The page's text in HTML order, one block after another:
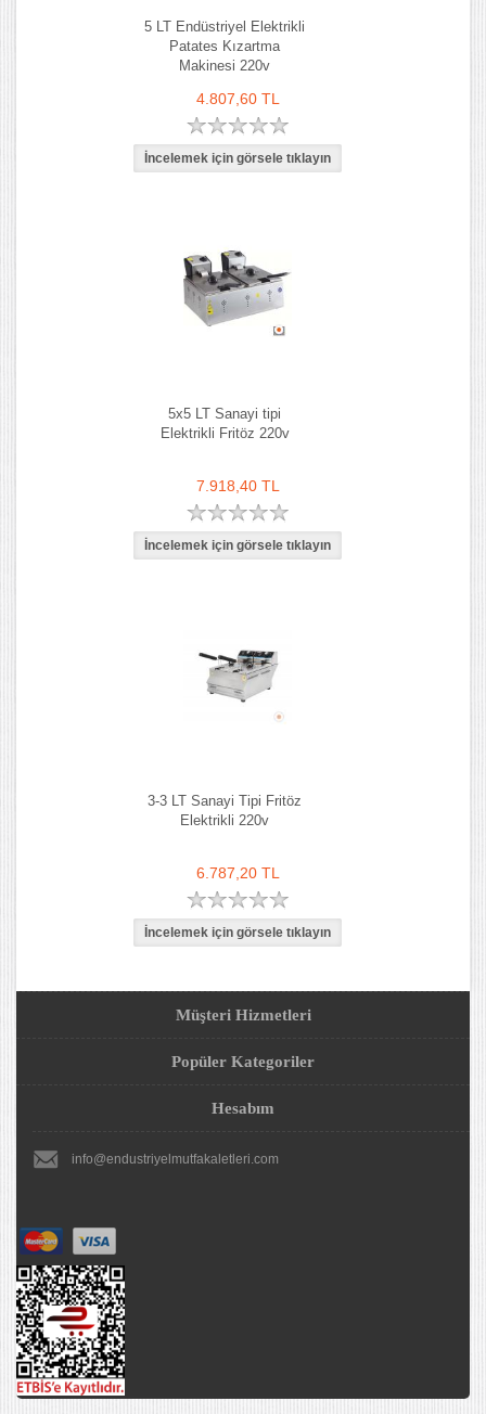
5 LT Endüstriyel Elektrikli
Patates Kızartma
Makinesi 220v
4.807,60 TL
5x5 LT Sanayi tipi
Elektrikli Fritöz 220v
7.918,40 TL
3-3 LT Sanayi Tipi Fritöz
Elektrikli 220v
6.787,20 TL
Müşteri Hizmetleri
Popüler Kategoriler
Hesabım
info@endustriyelmutfakaletleri.com